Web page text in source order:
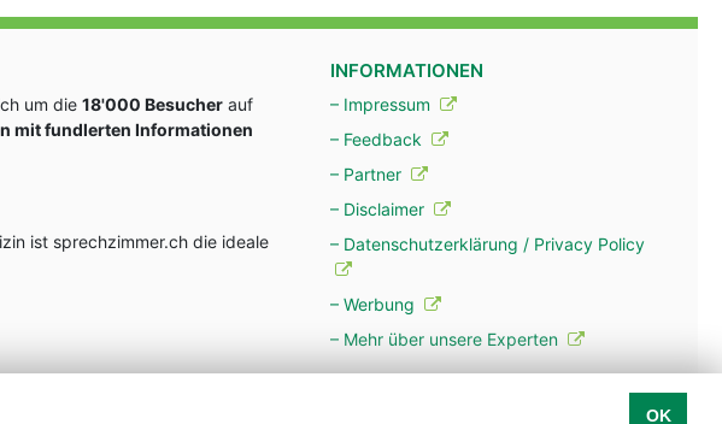
um die 18'000 Besucher auf
mit fundlerten Informationen
ist sprechzimmer.ch die ideale
INFORMATIONEN
– Impressum
– Feedback
– Partner
– Disclaimer
– Datenschutzerklärung / Privacy Policy
– Werbung
– Mehr über unsere Experten
OK